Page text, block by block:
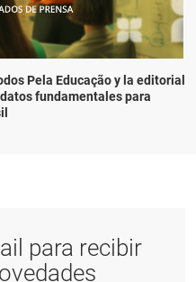
Pela Educação y la editorial
fundamentales para
para recibir